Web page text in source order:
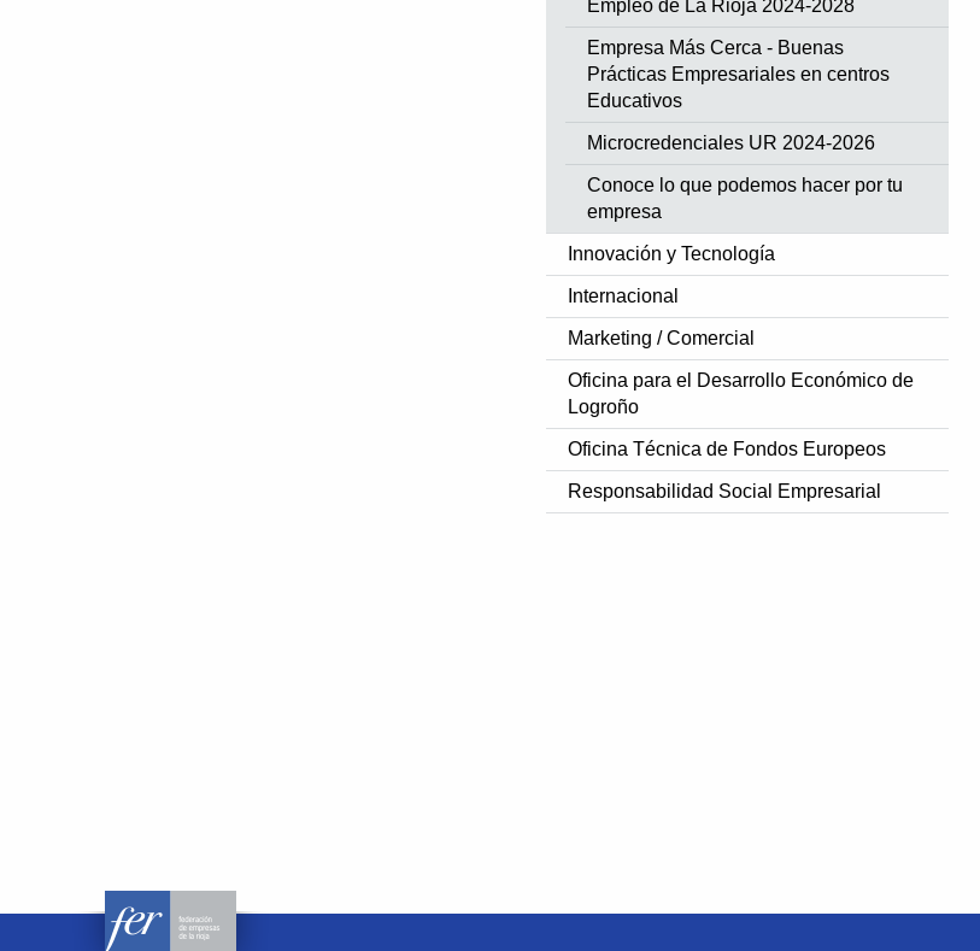
Empleo de La Rioja 2024-2028
Empresa Más Cerca - Buenas
Prácticas Empresariales en centros
Educativos
Microcredenciales UR 2024-2026
Conoce lo que podemos hacer por tu
empresa
Innovación y Tecnología
Internacional
Marketing / Comercial
Oficina para el Desarrollo Económico de
Logroño
Oficina Técnica de Fondos Europeos
Responsabilidad Social Empresarial